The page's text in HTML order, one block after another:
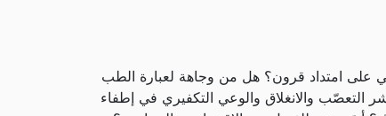
على امتداد قرون؟ هل من وجاهة لعبارة الطب
التعصّب والانغلاق والوعي التكفيري في إطفاء